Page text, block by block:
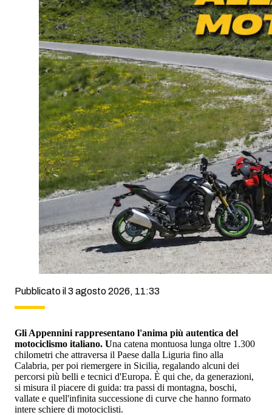
Pubblicato il 3 agosto 2026, 11:33
Gli Appennini rappresentano l'anima più autentica del
motociclismo italiano. Una catena montuosa lunga oltre 1.300
chilometri che attraversa il Paese dalla Liguria fino alla
Calabria, per poi riemergere in Sicilia, regalando alcuni dei
percorsi più belli e tecnici d'Europa. È qui che, da generazioni,
si misura il piacere di guida: tra passi di montagna, boschi,
vallate e quell'infinita successione di curve che hanno formato
intere schiere di motociclisti.